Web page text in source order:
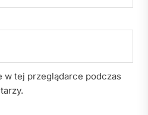
w tej przeglądarce podczas